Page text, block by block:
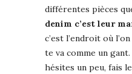
différentes pièces
denim c’est leur
c’est l’endroit où
te va comme un
hésites un peu, fais